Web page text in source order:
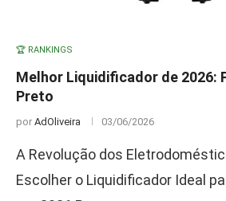
🏆 RANKINGS
Melhor Liquidificador de 2026:
Preto
por AdOliveira 03/06/2026
A Revolução dos
Escolher o Liquidificador Ideal